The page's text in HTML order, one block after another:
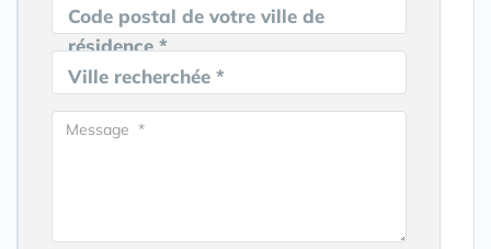
Code postal de votre ville de
résidence *
Ville recherchée *